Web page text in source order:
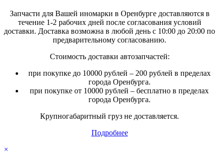
Запчасти для Вашей иномарки в Оренбурге доставляются в
течение 1-2 рабочих дней после согласования условий
доставки. Доставка возможна в любой день с 10:00 до 20:00 по
предварительному согласованию.
Стоимость доставки автозапчастей:
при покупке до 10000 рублей – 200 рублей в пределах
города Оренбурга.
при покупке от 10000 рублей – бесплатно в пределах
города Оренбурга.
Крупногабаритный груз не доставляется.
Подробнее
×